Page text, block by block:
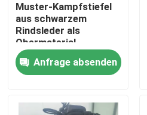
Zu Hause
Produkte
Videos
Muster-Kampfstiefel
aus schwarzem
Rindsleder als
Obermaterial
Anfrage absenden